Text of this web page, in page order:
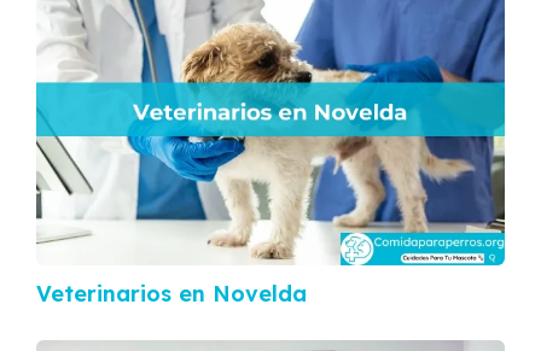
Veterinarios en Novelda